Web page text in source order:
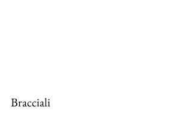
Bracciali